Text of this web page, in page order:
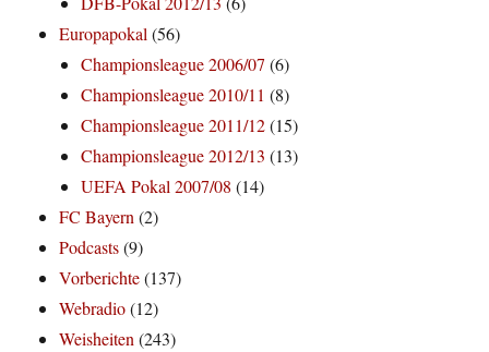
Europapokal(56)
Championsleague 2006/07 (6)
Championsleague 2010/11 (8)
Championsleague 2011/12(15)
Championsleague 2012/13 (13)
UEFA Pokal 2007/08 (14)
FC Bayern(2)
Podcasts(9)
Vorberichte(137)
Webradio(12)
Weisheiten(243)